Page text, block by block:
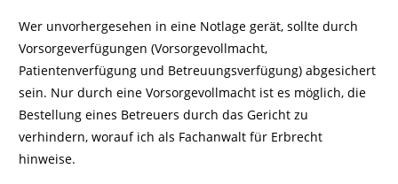
Wer unvorhergesehen in eine Notlage gerät, sollte durch
Vorsorgeverfügungen (Vorsorgevollmacht,
Patientenverfügung und Betreuungsverfügung) abgesichert
sein. Nur durch eine Vorsorgevollmacht ist es möglich, die
Bestellung eines Betreuers durch das Gericht zu
verhindern, worauf ich als Fachanwalt für Erbrecht
hinweise.